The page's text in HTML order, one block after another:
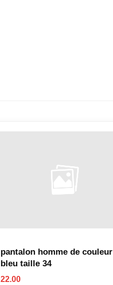
pantalon homme de couleur
bleu taille 34
22.00